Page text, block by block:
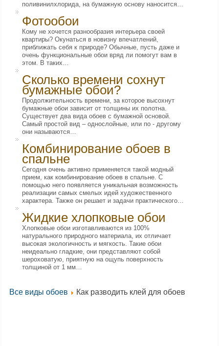
поливинилхлорида, на бумажную основу наносится…
Фотообои
Кому не хочется разнообразия интерьера своей
квартиры? Окунаться в новизну впечатлений,
приближать себя к природе? Обычные, пусть даже и
очень функциональные обои вряд ли помогут вам в
этом. В таких…
Сколько времени сохнут
бумажные обои?
Продолжительность времени, за которое высохнут
бумажные обои зависит от толщины их полотна.
Существует два вида обоев с бумажной основой.
Самый простой вид – однослойные, или по - другому
они называются…
Комбинирование обоев в
спальне
Сегодня очень активно применяется такой модный
прием, как комбинирование обоев в спальне. С
помощью него появляется уникальная возможность
реализации самых смелых идей художественного
характера. Также он решает и задачи практического…
Жидкие хлопковые обои
Хлопковые обои изготавливаются из 100%
натурального природного материала, их отличает
высокая экологичность и мягкость. Такие обои
неидеально гладкие, они представляют собой
шероховатую, приятную на ощупь поверхность
толщиной от 1 мм…
Все виды обоев Как разводить клей для обоев